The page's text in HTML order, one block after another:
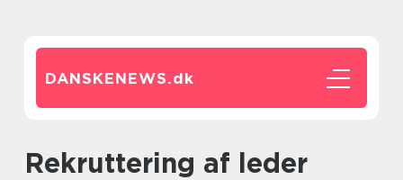
DANSKENEWS.dk
rekruttering af leder